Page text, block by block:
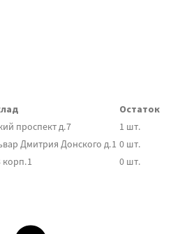
Остаток
проспект д.7 1 шт.
Дмитрия Донского д.1 0 шт.
корп.1 0 шт.